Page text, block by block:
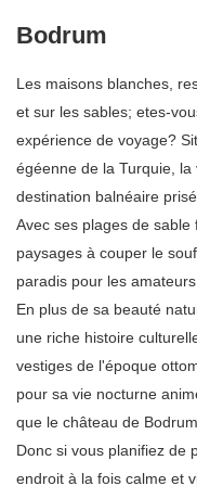
Bodrum
Les maisons blanches,
et sur les sables; etes-
expérience de voyage?
égéenne de la Turquie,
destination balnéaire
Avec ses plages de
paysages à couper le
paradis pour les
En plus de sa beauté
une riche histoire
vestiges de l'époque
pour sa vie nocturne
que le château de
Donc si vous planifiez de
endroit à la fois calme et